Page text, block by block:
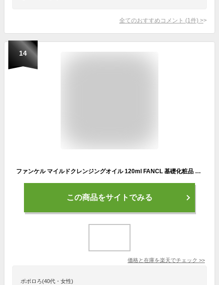
全てのおすすめコメント (1 件) >
14
ファンケル マイルドクレンジングオイル 120ml FANCL 基礎化粧品 クレンジング オイル 毛穴 角質 小じわ 無添加
この商品をサイトでみる
価格と在庫を楽天でチェック >>
ポポロろ(40代・女性)